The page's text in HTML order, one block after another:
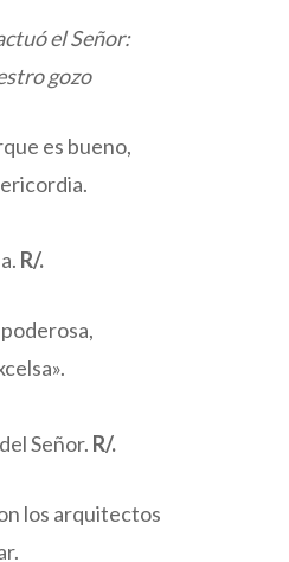
el Señor:
gozo
es bueno,
R/.
Señor. R/.
los arquitectos